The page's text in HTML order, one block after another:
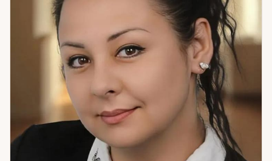
результаты там, где обычные разговоры не помогают.
Также помогаю разобраться в окружении: кто рядом по-
настоящему, а кто создаёт видимость. Это неприятное
знание — но оно освобождает. Если вы чувствуете, что в
семье что-то пошло не так и нужно действовать — я здесь.